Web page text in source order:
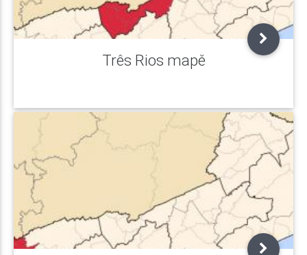
Três Rios mapě